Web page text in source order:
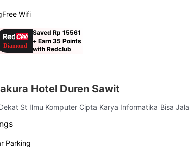
Free Wifi
Saved Rp 15561
+ Earn 35 Points
with Redclub
Hotel Duren Sawit
St Ilmu Komputer Cipta Karya Informatika Bisa
Parking